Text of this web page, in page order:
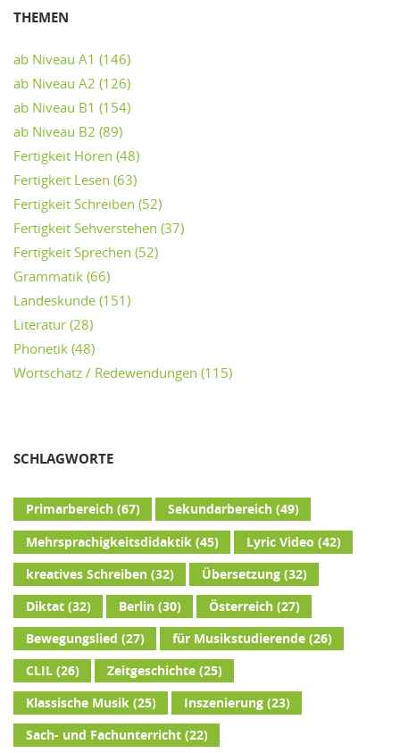
THEMEN
ab Niveau A1 (146)
ab Niveau A2 (126)
ab Niveau B1 (154)
ab Niveau B2 (89)
Fertigkeit Hören (48)
Fertigkeit Lesen (63)
Fertigkeit Schreiben (52)
Fertigkeit Sehverstehen (37)
Fertigkeit Sprechen (52)
Grammatik (66)
Landeskunde (151)
Literatur (28)
Phonetik (48)
Wortschatz / Redewendungen (115)
SCHLAGWORTE
Primarbereich(67) Sekundarbereich(49)
Mehrsprachigkeitsdidaktik(45) Lyric Video (42)
kreatives Schreiben(32) Übersetzung(32)
Diktat(32) Berlin(30) Österreich(27)
Bewegungslied (27) für Musikstudierende(26)
CLIL(26) Zeitgeschichte(25)
Klassische Musik(25) Inszenierung(23)
Sach- und Fachunterricht(22)